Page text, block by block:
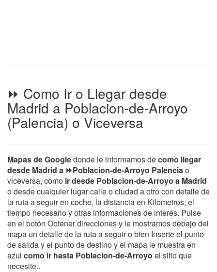
⏩ Como Ir o Llegar desde
Madrid a Poblacion-de-Arroyo
(Palencia) o Viceversa
Mapas de Googledonde le informamos decomo llegar
desde Madrid a ⏩Poblacion-de-Arroyo Palenciao
viceversa, como ir desde Poblacion-de-Arroyo a Madrid
o desde cualquier lugar calle o ciudad a otro con detalle de
la ruta a seguir en coche, la distancia en Kilometros, el
tiempo necesario y otras informaciones de interés. Pulse
en el botón Obtener direcciones y le mostramos debajo del
mapa un detalle de la ruta a seguir o bien Inserte el punto
de salida y el punto de destino y el mapa le muestra en
azul como ir hasta Poblacion-de-Arroyo el sitio que
necesite..